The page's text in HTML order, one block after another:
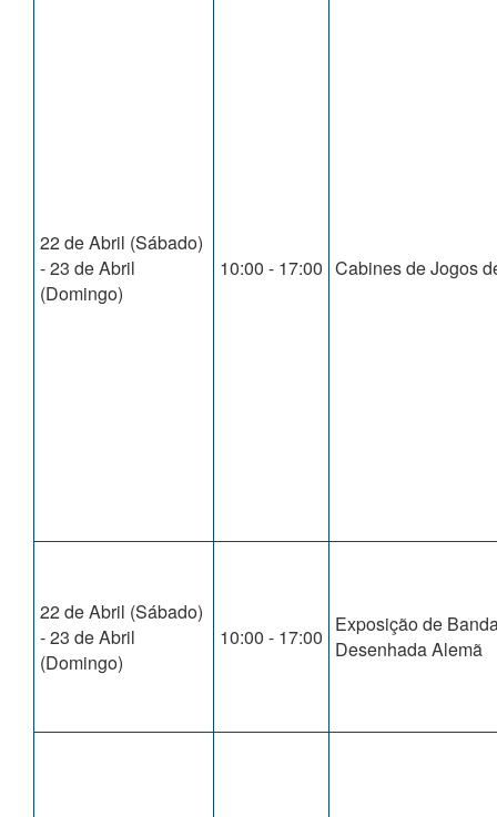
22 de Abril (Sábado)
- 23 de Abril
(Domingo)
10:00 - 17:00 Cabines de Jogos
22 de Abril (Sábado)
- 23 de Abril
(Domingo)
10:00 - 17:00
Exposição de
Desenhada Alemã